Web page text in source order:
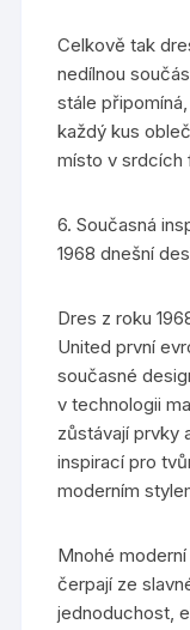
Celkově tak
nedílnou
stále
každý kus
místo v srdcích
6. Současná
1968 dnešní
Dres z roku
United první
současné
v technologii
zůstávají prvky
inspirací pro
moderním
Mnohé
čerpají ze
jednoduchost,